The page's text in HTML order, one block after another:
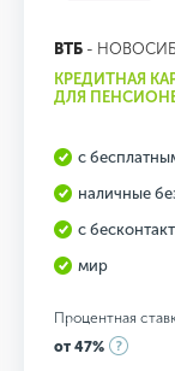
ВТБ -
КРЕДИТНАЯ
ДЛЯ
с
наличные
с
мир
Процентная
от 47%